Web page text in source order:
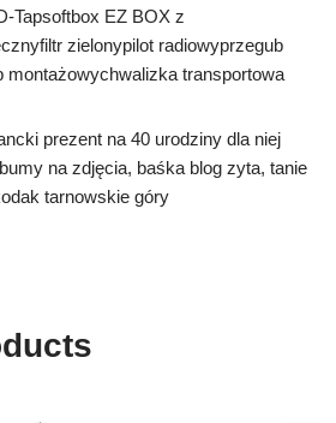
Tapsoftbox EZ BOX z
zielonypilot radiowyprzegub
montażowychwalizka transportowa
prezent na 40 urodziny dla niej
na zdjęcia, baśka blog zyta, tanie
tarnowskie góry